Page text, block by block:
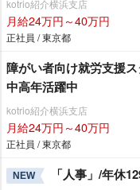
kotrio紹介横浜支店
月給24万円～40万円
正社員 / 東京都
障がい者向け就労支援
中高年活躍中
kotrio紹介横浜支店
月給24万円～40万円
正社員 / 東京都
NEW 「人事」/年休